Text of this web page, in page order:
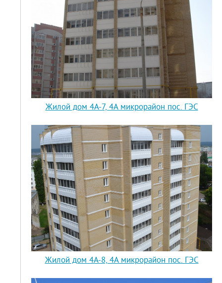
Жилой дом 4А-7, 4А микрорайон пос. ГЭС
Жилой дом 4А-8, 4А микрорайон пос. ГЭС